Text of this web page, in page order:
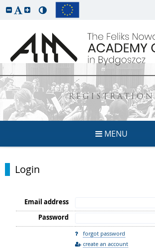
REGISTRATION
MENU
Login
Email address
Password
forgot password
create an account